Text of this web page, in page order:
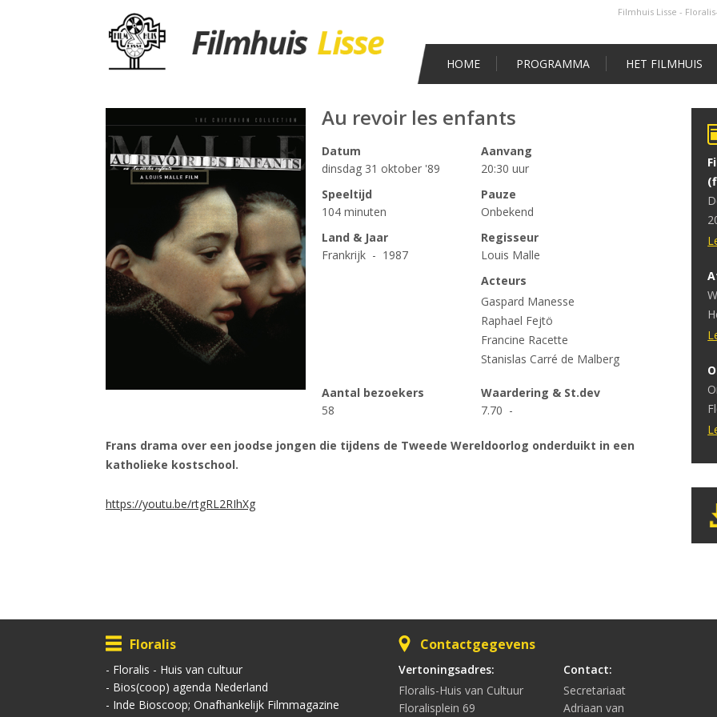
Filmhuis Lisse -
HOME PROGRAMMA HET FILMHUIS
Au revoir les enfants
Datum
dinsdag 31 oktober '89
Aanvang
20:30 uur
Speeltijd
104 minuten
Pauze
Onbekend
Land & Jaar
Frankrijk - 1987
Regisseur
Louis Malle
Acteurs
Gaspard Manesse
Raphael Fejtö
Francine Racette
Stanislas Carré de Malberg
Aantal bezoekers
58
Waardering & St.dev
7.70 -
Frans drama over een joodse jongen die tijdens de Tweede Wereldoorlog onderduikt in een
katholieke kostschool.
https://youtu.be/rtgRL2RIhXg
Floralis
- Floralis - Huis van cultuur
- Bios(coop) agenda Nederland
- Inde Bioscoop; Onafhankelijk Filmmagazine
Contactgegevens
Vertoningsadres:
Floralis-Huis van Cultuur
Floralisplein 69
Contact:
Secretariaat
Adriaan van